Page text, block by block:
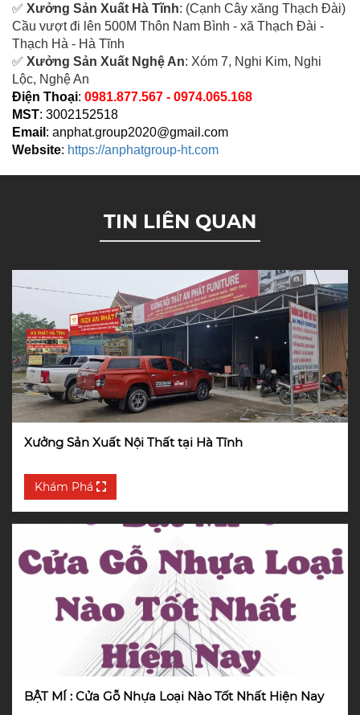
✅ Xưởng Sản Xuất Hà Tĩnh: (Cạnh Cây xăng Thạch Đài)
Cầu vượt đi lên 500M Thôn Nam Bình - xã Thạch Đài -
Thạch Hà - Hà Tĩnh
✅ Xưởng Sản Xuất Nghệ An: Xóm 7, Nghi Kim, Nghi
Lộc, Nghệ An
Điện Thoại: 0981.877.567 - 0974.065.168
MST: 3002152518
Email : anphat.group2020@gmail.com
Website: https://anphatgroup-ht.com
TIN LIÊN QUAN
Xưởng Sản Xuất Nội Thất tại Hà Tĩnh
Khám Phá
BẬT MÍ : Cửa Gỗ Nhựa Loại Nào Tốt Nhất Hiện Nay